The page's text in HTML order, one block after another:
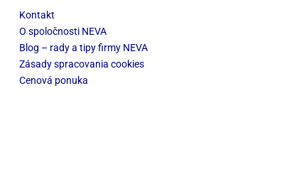
Kontakt
O spoločnosti NEVA
Blog – rady a tipy firmy NEVA
Zásady spracovania cookies
Cenová ponuka